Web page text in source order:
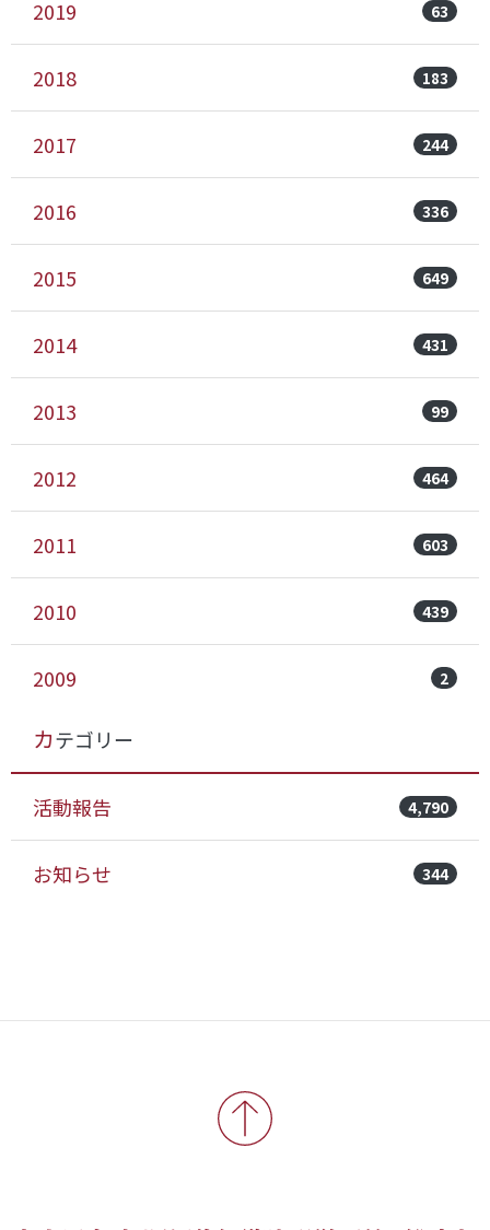
2019 63
2018 183
2017 244
2016 336
2015 649
2014 431
2013 99
2012 464
2011 603
2010 439
2009 2
カテゴリー
活動報告 4,790
お知らせ 344